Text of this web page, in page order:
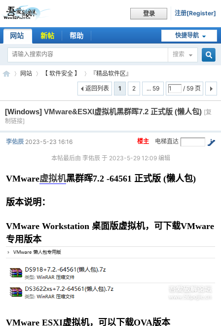
登录 注册[Register]
快捷导航
网站 新帖 帮助
搜索
索
吾 »
网站
›
【 软件安全 】
›
『精品软件区』
1
2 ... 59 / 59 页
返回列表
[Windows] VMware&ESXI虚拟机黑群晖7.2 正式版 (懒人包) [复
制链接]
电梯直达
楼主
李佑辰 2023-5-23 16:16
本帖最后由 李佑辰 于 2023-5-29 12:09 编辑
VMware虚拟机黑群晖7.2 -64561 正式版 (懒人包)
版本说明：
VMware Workstation 桌面版虚拟机，可下载VMware
专用版本
VMware ESXI虚拟机，可以下载OVA版本